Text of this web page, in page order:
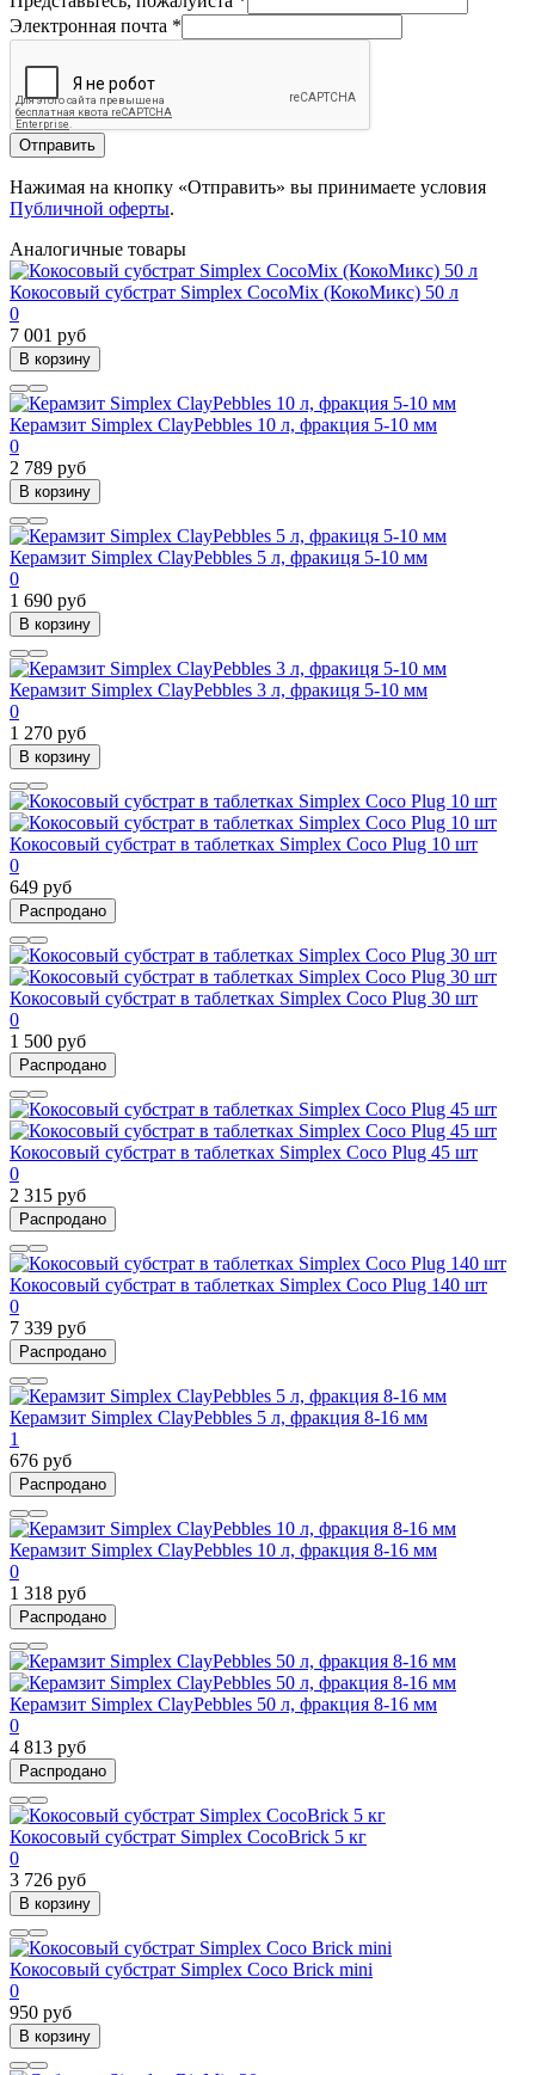
Электронная почта *
Отправить
Нажимая на кнопку «Отправить» вы принимаете условия
Публичной оферты.
Аналогичные товары
Кокосовый субстрат Simplex CocoMix (КокоМикс) 50 л
0
7 001 руб
В корзину
Керамзит Simplex ClayPebbles 10 л, фракция 5-10 мм
0
2 789 руб
В корзину
Керамзит Simplex ClayPebbles 5 л, фракиця 5-10 мм
0
1 690 руб
В корзину
Керамзит Simplex ClayPebbles 3 л, фракиця 5-10 мм
0
1 270 руб
В корзину
Кокосовый субстрат в таблетках Simplex Coco Plug 10 шт
0
649 руб
Распродано
Кокосовый субстрат в таблетках Simplex Coco Plug 30 шт
0
1 500 руб
Распродано
Кокосовый субстрат в таблетках Simplex Coco Plug 45 шт
0
2 315 руб
Распродано
Кокосовый субстрат в таблетках Simplex Coco Plug 140 шт
0
7 339 руб
Распродано
Керамзит Simplex ClayPebbles 5 л, фракция 8-16 мм
1
676 руб
Распродано
Керамзит Simplex ClayPebbles 10 л, фракция 8-16 мм
0
1 318 руб
Распродано
Керамзит Simplex ClayPebbles 50 л, фракция 8-16 мм
0
4 813 руб
Распродано
Кокосовый субстрат Simplex CocoBrick 5 кг
0
3 726 руб
В корзину
Кокосовый субстрат Simplex Coco Brick mini
0
950 руб
В корзину